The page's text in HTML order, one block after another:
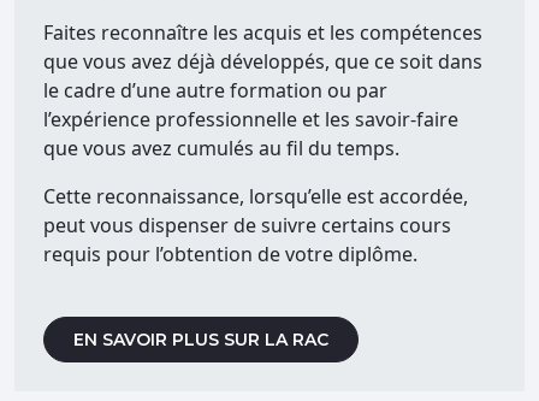
Faites reconnaître les acquis et les compétences
que vous avez déjà développés, que ce soit dans
le cadre d’une autre formation ou par
l’expérience professionnelle et les savoir-faire
que vous avez cumulés au fil du temps.
Cette reconnaissance, lorsqu’elle est accordée,
peut vous dispenser de suivre certains cours
requis pour l’obtention de votre diplôme.
EN SAVOIR PLUS SUR LA RAC